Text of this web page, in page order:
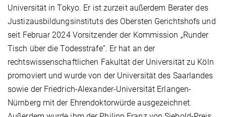
Universität in Tokyo. Er ist zurzeit außerdem Berater des
Justizausbildungsinstituts des Obersten Gerichtshofs und
seit Februar 2024 Vorsitzender der Kommission „Runder
Tisch über die Todesstrafe“. Er hat an der
rechtswissenschaftlichen Fakultät der Universität zu Köln
promoviert und wurde von der Universität des Saarlandes
sowie der Friedrich-Alexander-Universität Erlangen-
Nürnberg mit der Ehrendoktorwürde ausgezeichnet.